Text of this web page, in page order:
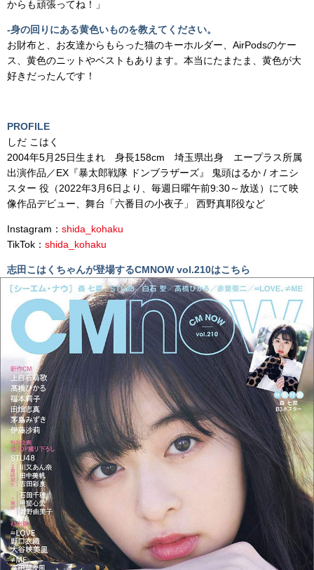
からも頑張ってね！」
-身の回りにある黄色いものを教えてください。
お財布と、お友達からもらった猫のキーホルダー、AirPodsのケー
ス、黄色のニットやベストもあります。本当にたまたま、黄色が大
好きだったんです！
PROFILE
しだ こはく
2004年5月25日生まれ 身長158cm 埼玉県出身 エープラス所属
出演作品／EX『暴太郎戦隊 ドンブラザーズ』 鬼頭はるか / オニシ
スター 役（2022年3月6日より、毎週日曜午前9:30～放送）にて映
像作品デビュー、舞台「六番目の小夜子」 西野真耶役など
Instagram： shida_kohaku
TikTok： shida_kohaku
志田こはくちゃんが登場するCMNOW vol.210はこちら